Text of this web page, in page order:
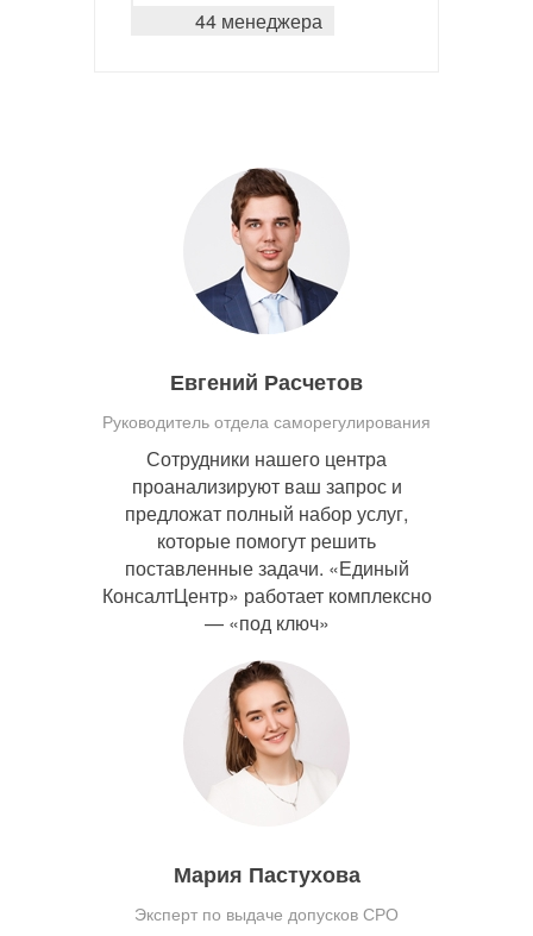
44 менеджера
Евгений Расчетов
Руководитель отдела саморегулирования
Сотрудники нашего центра
проанализируют ваш запрос и
предложат полный набор услуг,
которые помогут решить
поставленные задачи. «Единый
КонсалтЦентр» работает комплексно
— «под ключ»
Мария Пастухова
Эксперт по выдаче допусков СРО